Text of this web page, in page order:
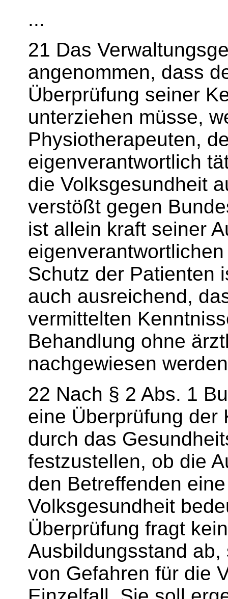
...
21 Das
angenommen, dass
Überprüfung seiner
unterziehen müsse,
Physiotherapeuten,
eigenverantwortlich
die Volksgesundheit
verstößt gegen
ist allein kraft seiner
Schutz der Patienten
auch ausreichend,
vermittelten
Behandlung ohne
nachgewiesen
22 Nach § 2 Abs. 1
eine Überprüfung der
durch das
festzustellen, ob die
den Betreffenden
Volksgesundheit
Überprüfung fragt
Ausbildungsstand
von Gefahren für die